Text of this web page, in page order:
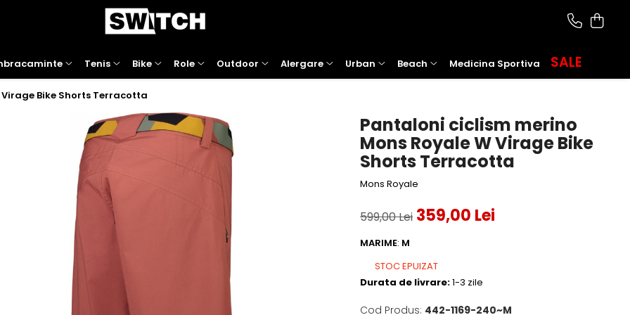
Tenis Bike Role Outdoor Alergare Urban Beach Medicina Sportiva SALE
Bike Shorts Terracotta
Pantaloni ciclism merino
Mons Royale W Virage Bike
Shorts Terracotta
Mons Royale
599,00 Lei 359,00 Lei
MARIME: M
STOC EPUIZAT
Durata de livrare:1-3 zile
Cod Produs: 442-1169-240~M